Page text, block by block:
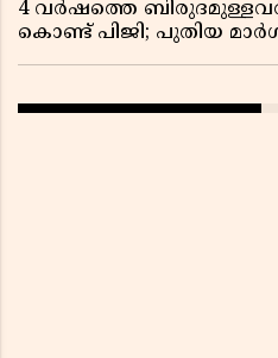
4 വർഷത്തെ
കൊണ്ട് പിജി; പുതിയ